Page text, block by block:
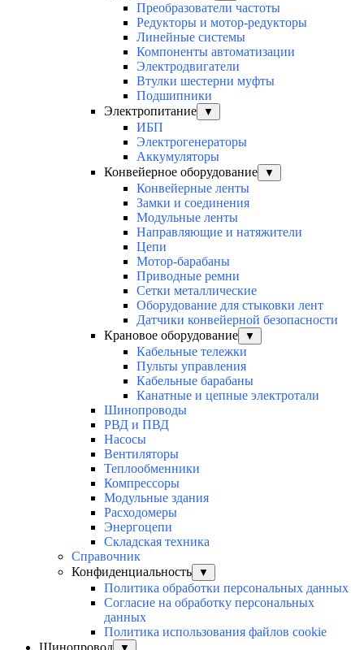
Преобразователи частоты
Редукторы и мотор-редукторы
Линейные системы
Компоненты автоматизации
Электродвигатели
Втулки шестерни муфты
Подшипники
Электропитание
▼
ИБП
Электрогенераторы
Аккумуляторы
Конвейерное оборудование
▼
Конвейерные ленты
Замки и соединения
Модульные ленты
Направляющие и натяжители
Цепи
Мотор-барабаны
Приводные ремни
Сетки металлические
Оборудование для стыковки лент
Датчики конвейерной безопасности
Крановое оборудование
▼
Кабельные тележки
Пульты управления
Кабельные барабаны
Канатные и цепные электротали
Шинопроводы
РВД и ПВД
Насосы
Вентиляторы
Теплообменники
Компрессоры
Модульные здания
Расходомеры
Энергоцепи
Складская техника
Справочник
Конфиденциальность
▼
Политика обработки персональных данных
Согласие на обработку персональных
данных
Политика использования файлов cookie